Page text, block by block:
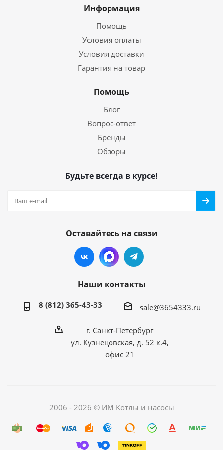
Информация
Помощь
Условия оплаты
Условия доставки
Гарантия на товар
Помощь
Блог
Вопрос-ответ
Бренды
Обзоры
Будьте всегда в курсе!
Оставайтесь на связи
Наши контакты
8 (812) 365-43-33 sale@3654333.ru
г. Санкт-Петербург
ул. Кузнецовская, д. 52 к.4,
офис 21
2006 - 2026 © ИМ Котлы и насосы